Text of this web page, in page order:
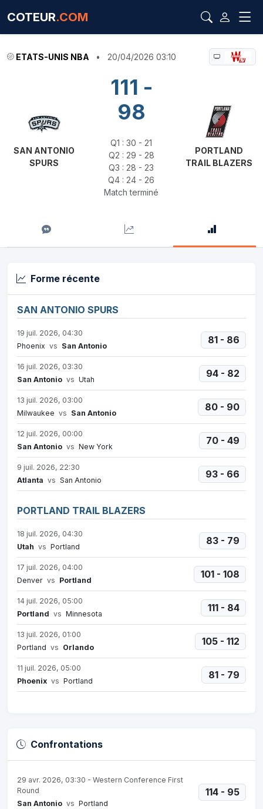
COTEUR.COM
ETATS-UNIS NBA • 20/04/2026 03:10
SAN ANTONIO
SPURS
111 -
98
Q1 : 30 - 21
Q2 : 29 - 28
Q3 : 28 - 23
Q4 : 24 - 26
Match terminé
PORTLAND
TRAIL BLAZERS
Forme récente
SAN ANTONIO SPURS
19 juil. 2026, 04:30
Phoenix vs San Antonio
81 - 86
16 juil. 2026, 03:30
San Antonio vs Utah
94 - 82
13 juil. 2026, 03:00
Milwaukee vs San Antonio
80 - 90
12 juil. 2026, 00:00
San Antonio vs New York
70 - 49
9 juil. 2026, 22:30
Atlanta vs San Antonio
93 - 66
PORTLAND TRAIL BLAZERS
18 juil. 2026, 04:30
Utah vs Portland
83 - 79
17 juil. 2026, 04:00
Denver vs Portland
101 - 108
14 juil. 2026, 05:00
Portland vs Minnesota
111 - 84
13 juil. 2026, 01:00
Portland vs Orlando
105 - 112
11 juil. 2026, 05:00
Phoenix vs Portland
81 - 79
Confrontations
29 avr. 2026, 03:30 - Western Conference First
Round
San Antonio vs Portland
114 - 95